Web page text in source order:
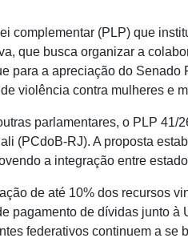
complementar (PLP) que
que busca organizar a
para a apreciação do
violência contra mulheres e
parlamentares, o PLP 41/
(PCdoB-RJ). A proposta
a integração entre
de até 10% dos recursos
pagamento de dívidas junto
federativos continuem a se